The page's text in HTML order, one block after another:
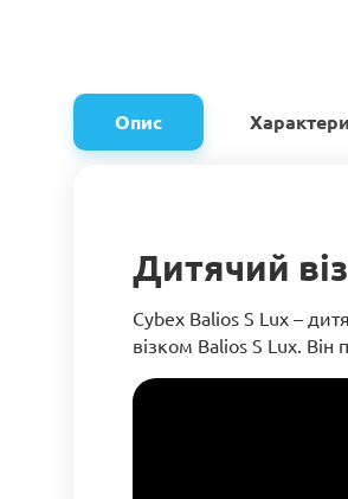
Опис
Дитячий
Cybex Balios S Lux –
візком Balios S Lux.